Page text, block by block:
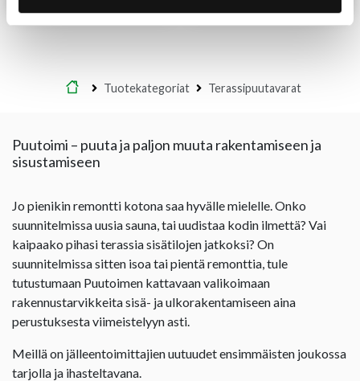
Etusivu
Tuotekategoriat Terassipuutavarat
Puutoimi – puuta ja paljon muuta rakentamiseen ja
sisustamiseen
Jo pienikin remontti kotona saa hyvälle mielelle. Onko
suunnitelmissa uusia sauna, tai uudistaa kodin ilmettä? Vai
kaipaako pihasi terassia sisätilojen jatkoksi? On
suunnitelmissa sitten isoa tai pientä remonttia, tule
tutustumaan Puutoimen kattavaan valikoimaan
rakennustarvikkeita sisä- ja ulkorakentamiseen aina
perustuksesta viimeistelyyn asti.
Meillä on jälleentoimittajien uutuudet ensimmäisten joukossa
tarjolla ja ihasteltavana.